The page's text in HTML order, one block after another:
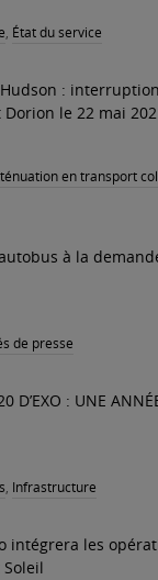
, État du service
:
le 22 mai
en transport
à la
de presse
D’EXO : UNE
, Infrastructure
intégrera les
Soleil